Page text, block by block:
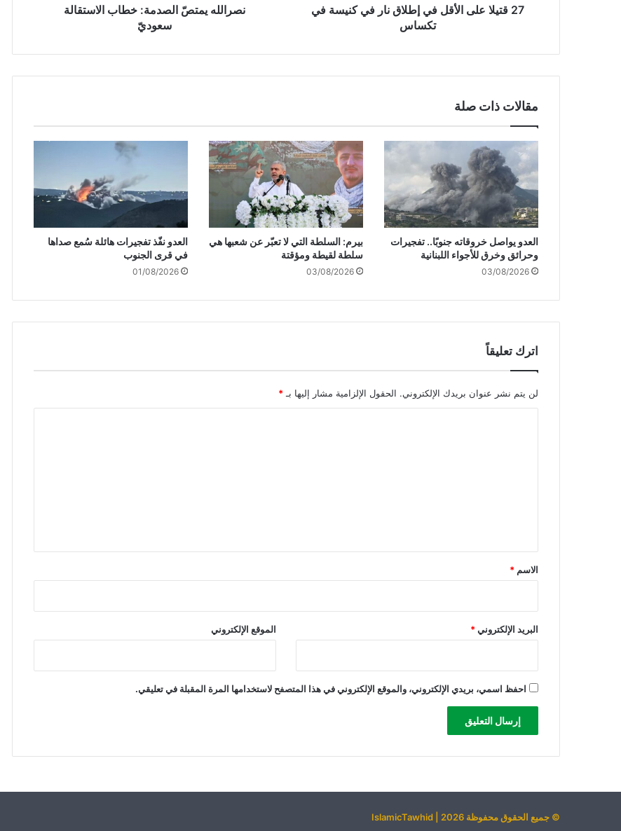
أ
ي
إ
ط
ا
ن
ا
ر
ف
ي
ك
ي
ف
ت
ك
س
27 قتيلا على الأقل في إطلاق نار في كنيسة في
تكساس
ل
:
خ
ط
ا
ب
ا
ل
ا
س
ل
نصرالله يمتصّ الصدمة: خطاب الاستقالة
سعوديّ
مقالات ذات صلة
العدو يواصل خروقاته جنوبًا.. تفجيرات
وحرائق وخرق للأجواء اللبنانية
03/08/2026
بيرم: السلطة التي لا تعبّر عن شعبها هي
سلطة لقيطة ومؤقتة
03/08/2026
العدو نفّذ تفجيرات هائلة سُمع صداها
في قرى الجنوب
01/08/2026
اترك تعليقاً
لن يتم نشر عنوان بريدك الإلكتروني. الحقول الإلزامية مشار إليها بـ *
*
الاسم *
البريد الإلكتروني* الموقع الإلكتروني
احفظ اسمي، بريدي الإلكتروني، والموقع الإلكتروني في هذا المتصفح لاستخدامها المرة المقبلة في تعليقي.
© جميع الحقوق محفوظة 2026 | IslamicTawhid